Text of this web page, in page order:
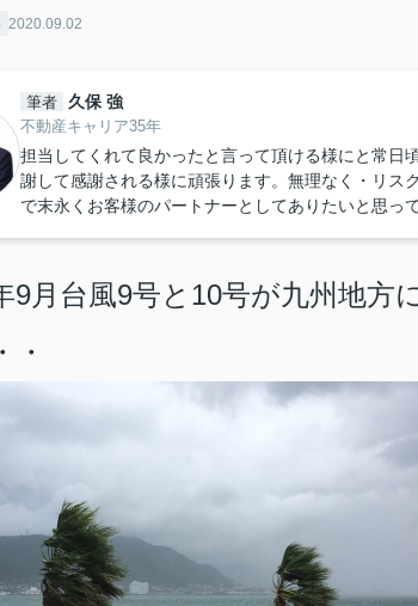
2020.09.02
筆者 久保 強
不動産キャリア35年
担当してくれて良かったと言って頂ける様にと常日
謝して感謝される様に頑張ります。無理なく・リス
で末永くお客様のパートナーとしてありたいと思って
9月台風9号と10号が九州地方
・